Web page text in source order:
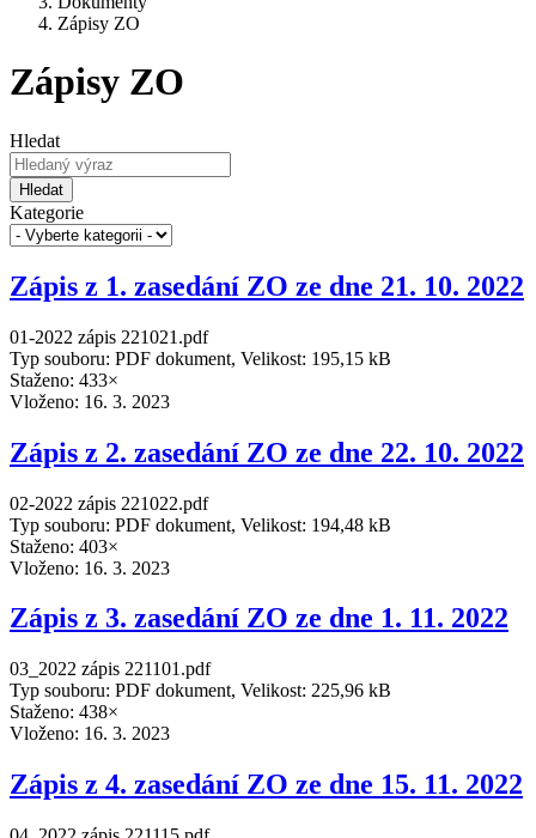
Zápisy ZO
Zápisy ZO
Hledat
Hledat
Kategorie
Zápis z 1. zasedání ZO ze dne 21. 10. 2022
01-2022 zápis 221021.pdf
Typ souboru: PDF dokument, Velikost: 195,15 kB
Staženo: 433×
Vloženo: 16. 3. 2023
Zápis z 2. zasedání ZO ze dne 22. 10. 2022
02-2022 zápis 221022.pdf
Typ souboru: PDF dokument, Velikost: 194,48 kB
Staženo: 403×
Vloženo: 16. 3. 2023
Zápis z 3. zasedání ZO ze dne 1. 11. 2022
03_2022 zápis 221101.pdf
Typ souboru: PDF dokument, Velikost: 225,96 kB
Staženo: 438×
Vloženo: 16. 3. 2023
Zápis z 4. zasedání ZO ze dne 15. 11. 2022